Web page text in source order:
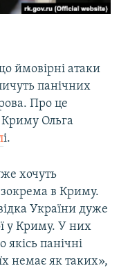
ймовірні атаки
панічних
Про це
Криму Ольга
і.
хочуть
зокрема в Криму.
України дуже
у Криму. У них
якісь панічні
немає як таких»,